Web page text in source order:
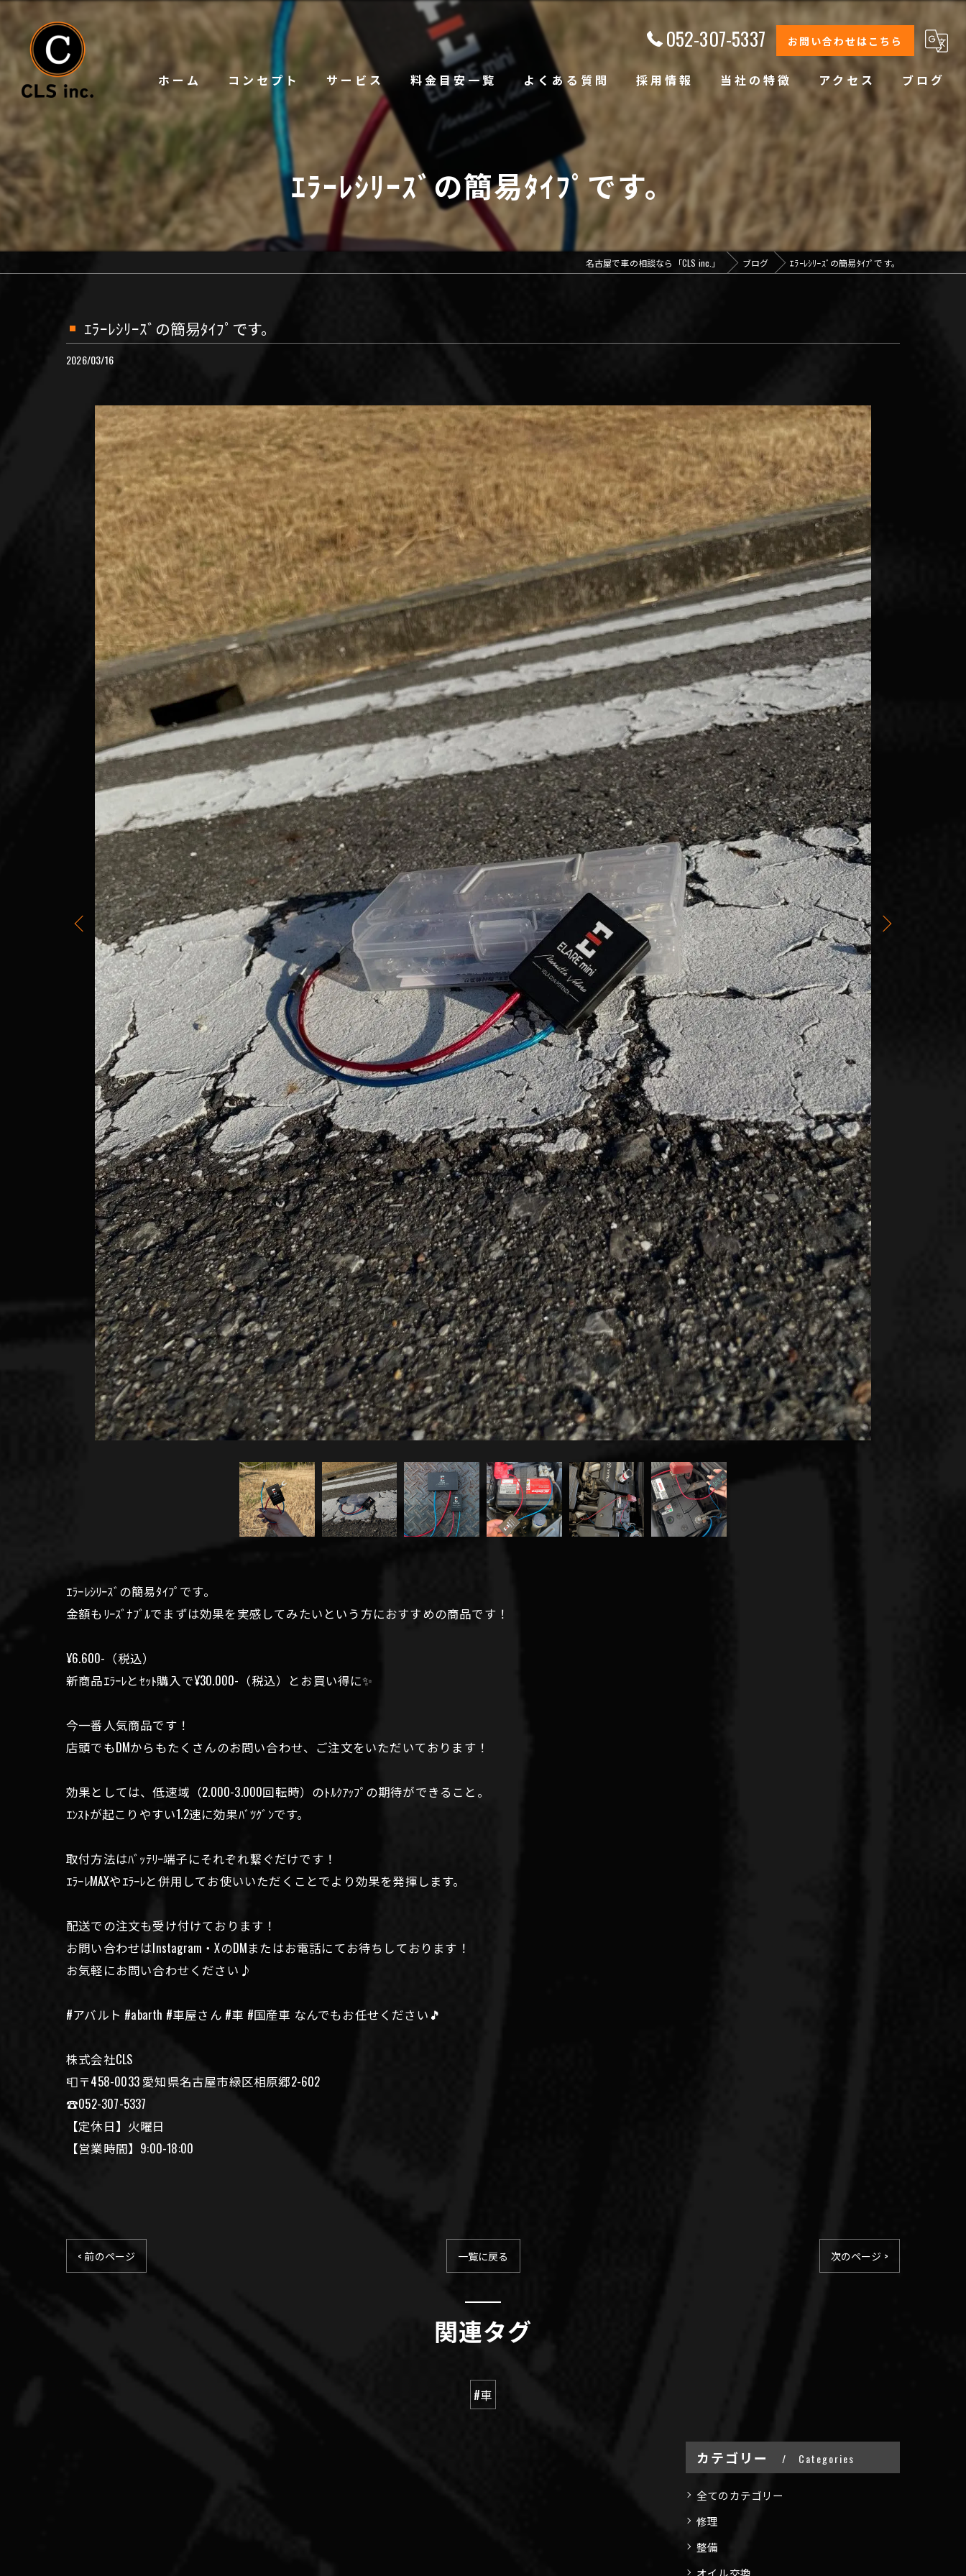
052-307-5337 お問い合わせはこちら
ホーム コンセプト サービス 料金目安一覧 よくある質問 採用情報 当社の特徴
オイル交換
コーティング
オリジナルブランド
アクセス ブログ
ｴﾗｰﾚｼﾘｰｽﾞの簡易ﾀｲﾌﾟです。
名古屋で車の相談なら「CLS inc.」 ブログ ｴﾗｰﾚｼﾘｰｽﾞの簡易ﾀｲﾌﾟです。
ｴﾗｰﾚｼﾘｰｽﾞの簡易ﾀｲﾌﾟです。
2026/03/16
ｴﾗｰﾚｼﾘｰｽﾞの簡易ﾀｲﾌﾟです。
金額もﾘｰｽﾞﾅﾌﾞﾙでまずは効果を実感してみたいという方におすすめの商品です！
¥6.600-（税込）
新商品ｴﾗｰﾚとｾｯﾄ購入で¥30.000-（税込）とお買い得に✨
今一番人気商品です！
店頭でもDMからもたくさんのお問い合わせ、ご注文をいただいております！
効果としては、低速域（2.000-3.000回転時）のﾄﾙｸｱｯﾌﾟの期待ができること。
ｴﾝｽﾄが起こりやすい1.2速に効果ﾊﾞﾂｸﾞﾝです。
取付方法はﾊﾞｯﾃﾘｰ端子にそれぞれ繋ぐだけです！
ｴﾗｰﾚMAXやｴﾗｰﾚと併用してお使いいただくことでより効果を発揮します。
配送での注文も受け付けております！
お問い合わせはInstagram・XのDMまたはお電話にてお待ちしております！
お気軽にお問い合わせください♪
#アバルト #abarth #車屋さん #車 #国産車 なんでもお任せください🎵
株式会社CLS
📮〒458-0033 愛知県名古屋市緑区相原郷2-602
☎️052-307-5337
【定休日】火曜日
【営業時間】9:00-18:00
< 前のページ 一覧に戻る 次のページ >
関連タグ
#車
カテゴリー Categories
全てのカテゴリー
修理
整備
オイル交換